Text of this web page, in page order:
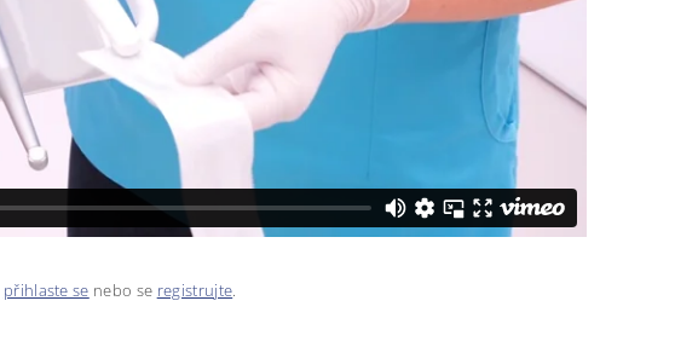
přihlaste se nebo se registrujte.